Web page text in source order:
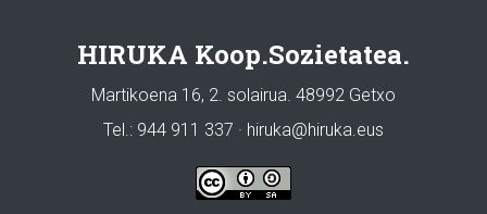
HIRUKA Koop.Sozietatea.
Martikoena 16, 2. solairua. 48992 Getxo
Tel.: 944 911 337 · hiruka@hiruka.eus